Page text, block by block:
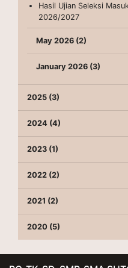
Hasil Ujian Seleksi
2026/2027
May 2026 (2)
January 2026 (3)
2025 (3)
2024 (4)
2023 (1)
2022 (2)
2021 (2)
2020 (5)